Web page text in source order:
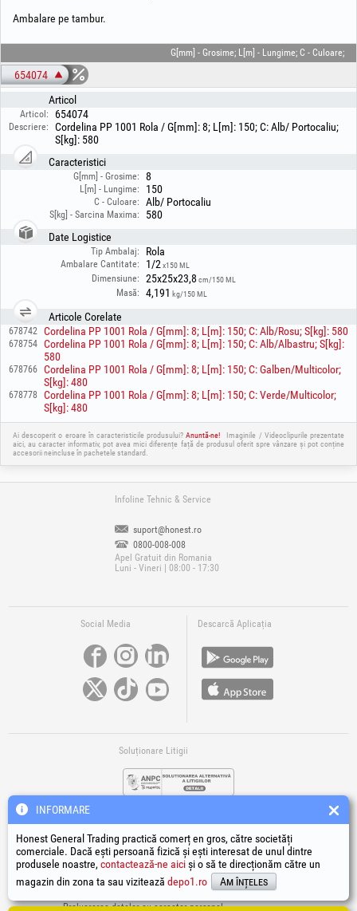
Ambalare pe tambur.
G[mm] - Grosime; L[m] - Lungime; C - Culoare;
654074
Articol
Articol: 654074
Descriere:
Cordelina PP 1001 Rola / G[mm]: 8; L[m]: 150; C: Alb/ Portocaliu;
S[kg]: 580
Caracteristici
G[mm] - Grosime: 8
L[m] - Lungime: 150
C - Culoare: Alb/ Portocaliu
S[kg] - Sarcina Maxima:
580
Date Logistice
Tip Ambalaj: Rola
Ambalare Cantitate: 1/2 x150 ML
Dimensiune: 25x25x23,8 cm/150 ML
Masă: 4,191 kg/150 ML
Articole Corelate
678742 Cordelina PP 1001 Rola / G[mm]: 8; L[m]: 150; C: Alb/Rosu; S[kg]: 580
678754 Cordelina PP 1001 Rola / G[mm]: 8; L[m]: 150; C: Alb/Albastru; S[kg]:
580
678766 Cordelina PP 1001 Rola / G[mm]: 8; L[m]: 150; C: Galben/Multicolor;
S[kg]: 480
678778 Cordelina PP 1001 Rola / G[mm]: 8; L[m]: 150; C: Verde/Multicolor;
S[kg]: 480
Ai descoperit o eroare în caracteristicile produsului?Anuntă-ne!
Imaginile / Videoclipurile prezentate
aici, au caracter informativ, pot avea mici diferențe față de produsul oferit spre vânzare și pot conține
accesorii neincluse în pachetele standard.
Infoline Tehnic & Service
suport@honest.ro
0800-008-008
Apel Gratuit din Romania
Luni - Vineri | 08:00 - 17:30
Social Media Descarcă Aplicația
Soluționare Litigii
Legături Utile
Prelucrarea datelor cu caracter personal
INFORMARE
Honest General Trading practică comerț en gros, către societăți
comerciale. Dacă ești persoană fizică și ești interesat de unul dintre
produsele noastre, contactează-ne aiciși o să te direcționăm către un
magazin din zona ta sau vizitează depo1.ro Am înțeles